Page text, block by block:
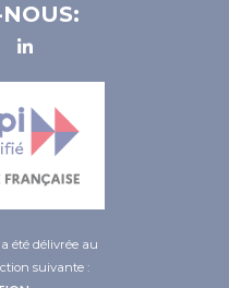
été délivrée au
suivante :